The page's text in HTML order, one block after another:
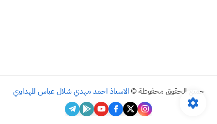
جميع الحقوق محفوظة © الاستاذ احمد مهدي شلال عباس المهداوي